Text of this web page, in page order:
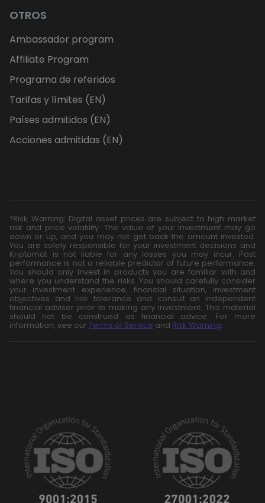
OTROS
Ambassador program
Affiliate Program
Programa de referidos
Tarifas y límites (EN)
Países admitidos (EN)
Acciones admitidas (EN)
*Risk Warning: Digital asset prices are subject to high market
risk and price volatility. The value of your investment may go
down or up, and you may not get back the amount invested.
You are solely responsible for your investment decisions and
Kriptomat is not liable for any losses you may incur. Past
performance is not a reliable predictor of future performance.
You should only invest in products you are familiar with and
where you understand the risks. You should carefully consider
your investment experience, financial situation, investment
objectives and risk tolerance and consult an independent
financial adviser prior to making any investment. This material
should not be construed as financial advice. For more
information, see our Terms of Service and Risk Warning.